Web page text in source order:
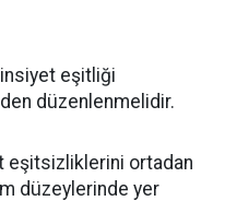
eşitliği
düzenlenmelidir.
eşitsizliklerini ortadan
düzeylerinde yer